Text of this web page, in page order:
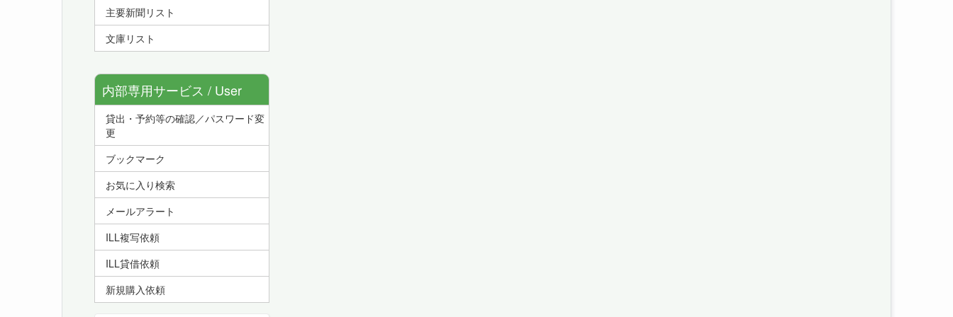
主要新聞リスト
文庫リスト
内部専用サービス / User
Service
貸出・予約等の確認／パスワード変
更
ブックマーク
お気に入り検索
メールアラート
ILL複写依頼
ILL貸借依頼
新規購入依頼